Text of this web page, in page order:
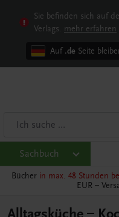
Sie befinden sich auf
Verlags. mehr erfahren
Auf .de Seite
Sachbuch
Bücher in max. 48 Stunden
EUR –